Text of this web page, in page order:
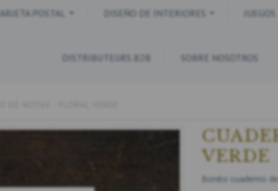
TARJETA POSTAL DISEÑO DE INTERIORES JUEGOS
DISTRIBUTEURS B2B SOBRE NOSOTROS
VERDE
Bonito cuaderno